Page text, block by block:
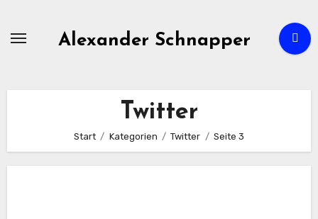
Alexander Schnapper
Twitter
Start Kategorien Twitter Seite 3